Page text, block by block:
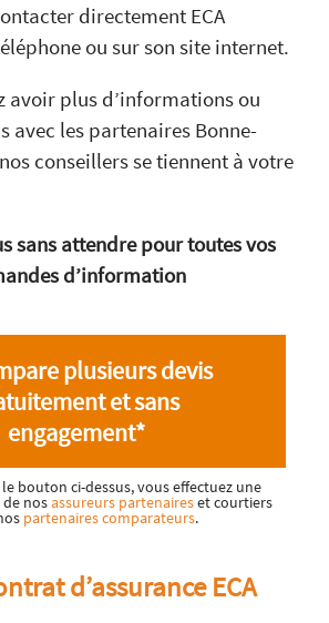
directement ECA
ou sur son site internet.
avoir plus d’informations ou
avec les partenaires Bonne-
conseillers se tiennent à votre
sans attendre pour toutes vos
d’information
plusieurs devis
et sans
engagement*
bouton ci-dessus, vous effectuez une
nosassureurs partenaireset courtiers
partenaires comparateurs.
d’assurance ECA